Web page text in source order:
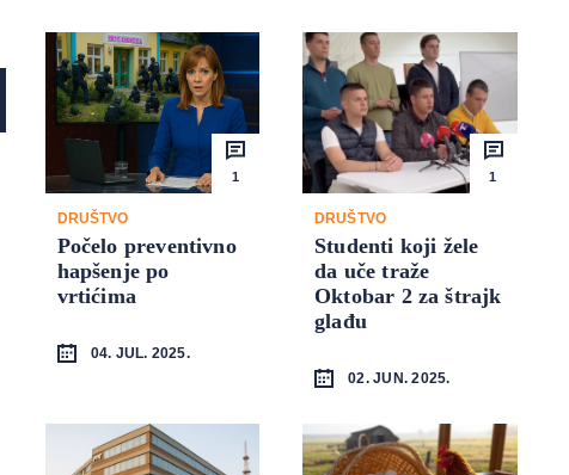
1
DRUŠTVO
Počelo preventivno
hapšenje po
vrtićima
04. JUL. 2025.
1
DRUŠTVO
Studenti koji žele
da uče traže
Oktobar 2 za štrajk
glađu
02. JUN. 2025.